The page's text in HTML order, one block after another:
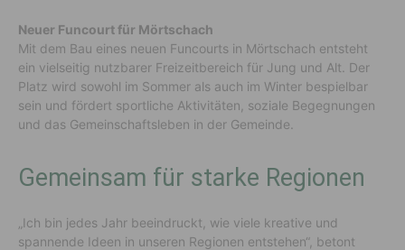
Neuer Funcourt für Mörtschach
Mit dem Bau eines neuen Funcourts in Mörtschach entsteht
ein vielseitig nutzbarer Freizeitbereich für Jung und Alt. Der
Platz wird sowohl im Sommer als auch im Winter bespielbar
sein und fördert sportliche Aktivitäten, soziale Begegnungen
und das Gemeinschaftsleben in der Gemeinde.
Gemeinsam für starke Regionen
„Ich bin jedes Jahr beeindruckt, wie viele kreative und
spannende Ideen in unseren Regionen entstehen“, betont